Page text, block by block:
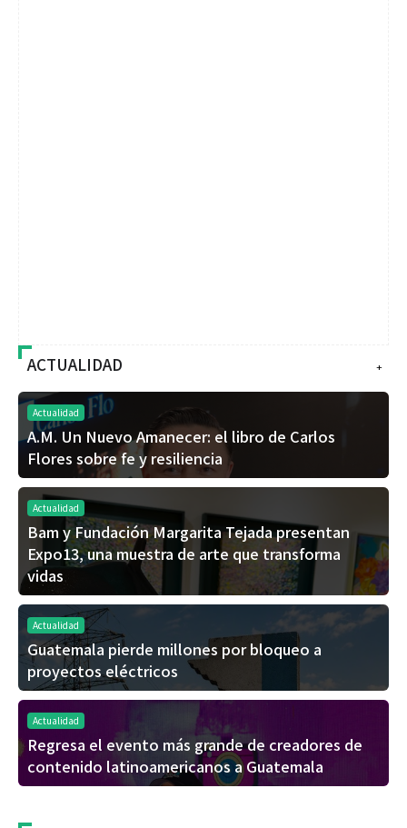
+
ACTUALIDAD
Actualidad
A.M. Un Nuevo Amanecer: el libro de Carlos
Flores sobre fe y resiliencia
Actualidad
Bam y Fundación Margarita Tejada presentan
Expo13, una muestra de arte que transforma
vidas
Actualidad
Guatemala pierde millones por bloqueo a
proyectos eléctricos
Actualidad
Regresa el evento más grande de creadores de
contenido latinoamericanos a Guatemala